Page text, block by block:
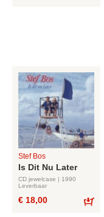
Stef Bos
Is Dit Nu Later
CD jewelcase | 1990
Leverbaar
€ 18,00